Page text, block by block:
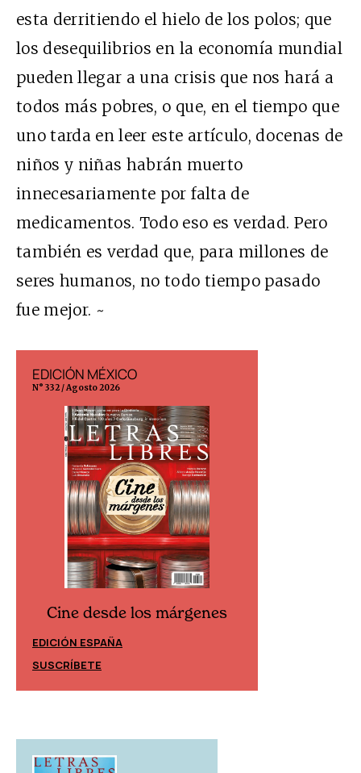
esta derritiendo el hielo de los polos; que
los desequilibrios en la economía mundial
pueden llegar a una crisis que nos hará a
todos más pobres, o que, en el tiempo que
uno tarda en leer este artículo, docenas de
niños y niñas habrán muerto
innecesariamente por falta de
medicamentos. Todo eso es verdad. Pero
también es verdad que, para millones de
seres humanos, no todo tiempo pasado
fue mejor. ~
EDICIÓN MÉXICO
N° 332 / Agosto 2026
Cine desde los márgenes
EDICIÓN ESPAÑA
SUSCRÍBETE